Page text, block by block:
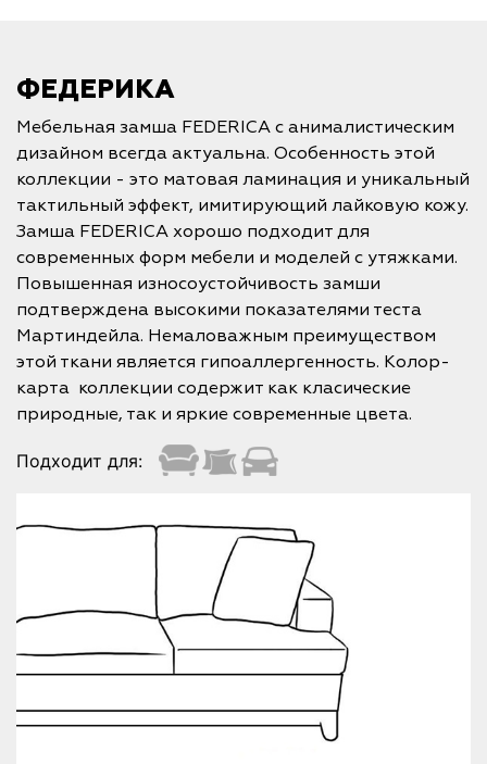
ФЕДЕРИКА
Мебельная замша FEDERICA с анималистическим
дизайном всегда актуальна. Особенность этой
коллекции - это матовая ламинация и уникальный
тактильный эффект, имитирующий лайковую кожу.
Замша FEDERICA хорошо подходит для
современных форм мебели и моделей с утяжками.
Повышенная износоустойчивость замши
подтверждена высокими показателями теста
Мартиндейла. Немаловажным преимуществом
этой ткани является гипоаллергенность. Колор-
карта коллекции содержит как класические
природные, так и яркие современные цвета.
Подходит для: